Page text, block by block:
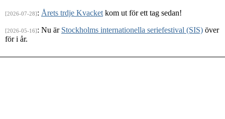
[2026-07-28]: Årets trdje Kvacket kom ut för ett tag sedan!
[2026-05-16]: Nu är Stockholms internationella seriefestival (SIS) över
för i år.